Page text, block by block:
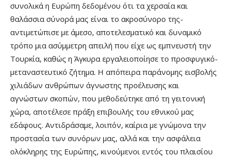
συνολικά η Ευρώπη δεδομένου ότι τα χερσαία και
θαλάσσια σύνορά μας είναι το ακροσύνορο της-
αντιμετώπισε με άμεσο, αποτελεσματικό και δυναμικό
τρόπο μια ασύμμετρη απειλή που είχε ως εμπνευστή την
Τουρκία, καθώς η Άγκυρα εργαλειοποίησε το προσφυγικό-
μεταναστευτικό ζήτημα. Η απόπειρα παράνομης εισβολής
χιλιάδων ανθρώπων άγνωστης προέλευσης και
αγνώστων σκοπών, που μεθοδεύτηκε από τη γειτονική
χώρα, αποτέλεσε πράξη επιβουλής του εθνικού μας
εδάφους. Αντιδράσαμε, λοιπόν, καίρια με γνώμονα την
προστασία των συνόρων μας, αλλά και την ασφάλεια
ολόκληρης της Ευρώπης, κινούμενοι εντός του πλαισίου